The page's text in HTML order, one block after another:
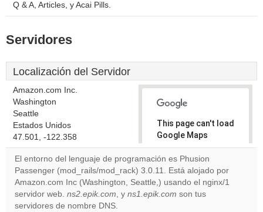
Q & A, Articles, y Acai Pills.
Servidores
Localización del Servidor
Amazon.com Inc.
Washington
Seattle
Estados Unidos
47.501, -122.358
This page can't load
Google Maps
correctly.
Do you
own this
website?
OK
El entorno del lenguaje de programación es Phusion
Passenger (mod_rails/mod_rack) 3.0.11. Está alojado por
Amazon.com Inc (Washington, Seattle,) usando el nginx/1
servidor web. ns2.epik.com, y ns1.epik.com son tus
servidores de nombre DNS.